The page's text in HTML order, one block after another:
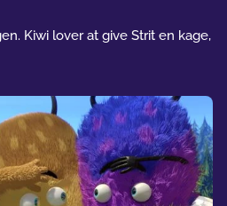
Kiwi lover at give Strit en kage,